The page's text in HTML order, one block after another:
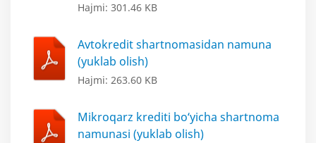
Hajmi: 301.46 KB
Avtokredit shartnomasidan namuna
(yuklab olish)
Hajmi: 263.60 KB
Mikroqarz krediti bo‘yicha shartnoma
namunasi (yuklab olish)